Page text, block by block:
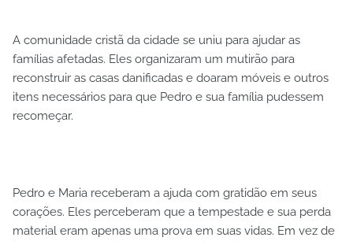
A comunidade cristã da cidade se uniu para ajudar as
famílias afetadas. Eles organizaram um mutirão para
reconstruir as casas danificadas e doaram móveis e outros
itens necessários para que Pedro e sua família pudessem
recomeçar.
Pedro e Maria receberam a ajuda com gratidão em seus
corações. Eles perceberam que a tempestade e sua perda
material eram apenas uma prova em suas vidas. Em vez de